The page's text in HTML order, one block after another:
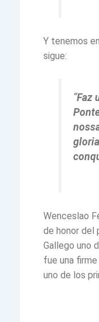
Y tenemos
sigue:
“Faz
Wenceslao
de honor del
Gallego uno
fue una
uno de los